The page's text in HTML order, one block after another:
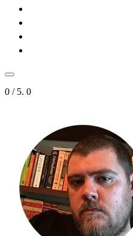
0 / 5. 0